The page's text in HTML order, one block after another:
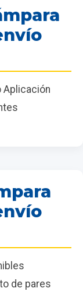
Aplicación
de pares